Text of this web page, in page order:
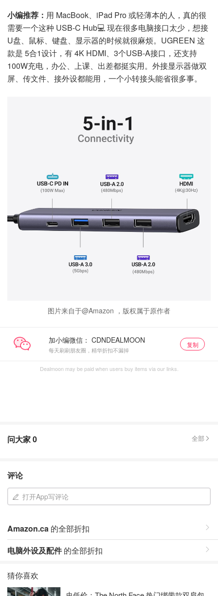
小编推荐： 用 MacBook、iPad Pro 或轻薄本的人，真的很
需要一个这种 USB-C Hub💻 现在很多电脑接口太少，想接
U盘、鼠标、键盘、显示器的时候就很麻烦。UGREEN 这
款是 5合1设计，有 4K HDMI、3个USB-A接口，还支持
100W充电，办公、上课、出差都挺实用。外接显示器做双
屏、传文件、接外设都能用，一个小转接头能省很多事。
图片来自于@Amazon ，版权属于原作者
加小编微信：
每天刷刷朋友圈，精华折扣不漏掉
复制
Dealmoon may be paid when users buy items via our links.
问大家0 全部
评论
打开App写评论
Amazon.ca 的全部折扣
电脑外设及配件的全部折扣
猜你喜欢